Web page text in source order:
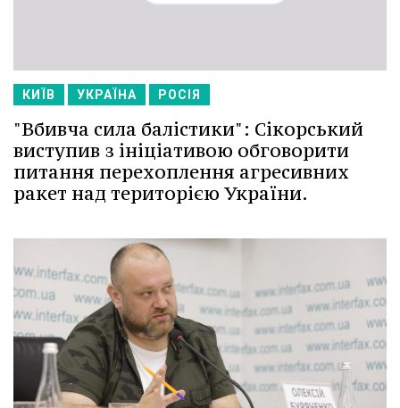
КИЇВ УКРАЇНА РОСІЯ
"Вбивча сила балістики": Сікорський
виступив з ініціативою обговорити
питання перехоплення агресивних
ракет над територією України.